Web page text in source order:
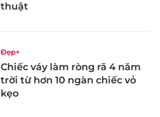
thuật
Đẹp+
Chiếc váy làm ròng rã 4 năm
trời từ hơn 10 ngàn chiếc vỏ
kẹo